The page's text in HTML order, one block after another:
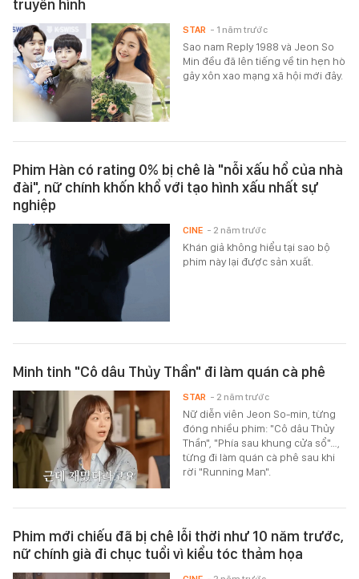
truyền hình
Sao nam Reply 1988 và Jeon So
Min đều đã lên tiếng về tin hẹn hò
gây xôn xao mạng xã hội mới đây.
STAR - 1 năm trước
Phim Hàn có rating 0% bị chê là "nỗi xấu hổ của nhà
đài", nữ chính khốn khổ với tạo hình xấu nhất sự
nghiệp
Khán giả không hiểu tại sao bộ
phim này lại được sản xuất.
CINE - 2 năm trước
Minh tinh "Cô dâu Thủy Thần" đi làm quán cà phê
Nữ diễn viên Jeon So-min, từng
đóng nhiều phim: "Cô dâu Thủy
Thần", "Phía sau khung cửa sổ"…,
từng đi làm quán cà phê sau khi
rời "Running Man".
STAR - 2 năm trước
Phim mới chiếu đã bị chê lỗi thời như 10 năm trước,
nữ chính già đi chục tuổi vì kiểu tóc thảm họa